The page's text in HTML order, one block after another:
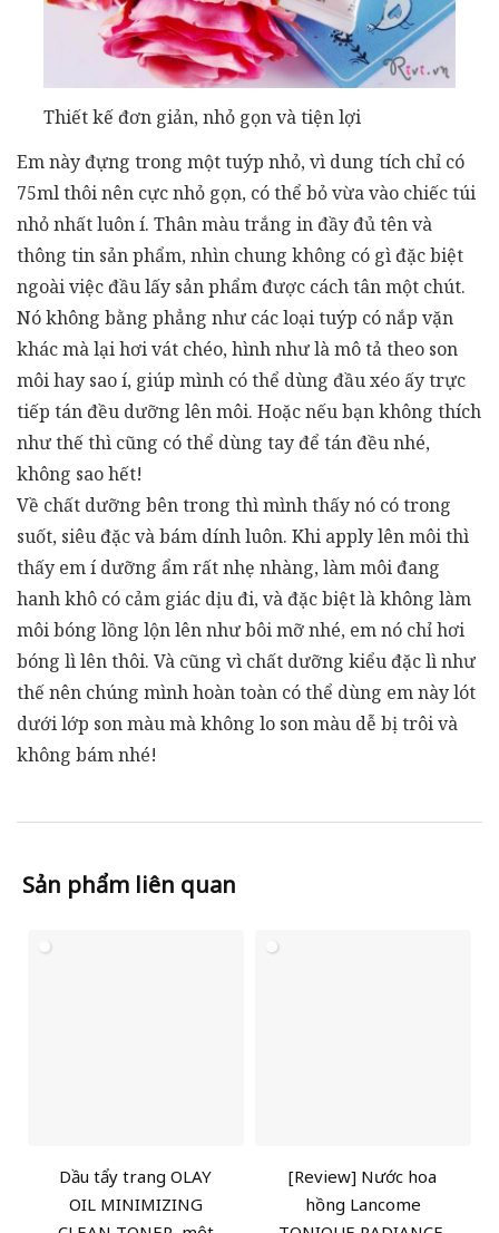
Thiết kế đơn giản, nhỏ gọn và tiện lợi
Em này đựng trong một tuýp nhỏ, vì dung tích chỉ có
75ml thôi nên cực nhỏ gọn, có thể bỏ vừa vào chiếc túi
nhỏ nhất luôn í. Thân màu trắng in đầy đủ tên và
thông tin sản phẩm, nhìn chung không có gì đặc biệt
ngoài việc đầu lấy sản phẩm được cách tân một chút.
Nó không bằng phẳng như các loại tuýp có nắp vặn
khác mà lại hơi vát chéo, hình như là mô tả theo son
môi hay sao í, giúp mình có thể dùng đầu xéo ấy trực
tiếp tán đều dưỡng lên môi. Hoặc nếu bạn không thích
như thế thì cũng có thể dùng tay để tán đều nhé,
không sao hết!
Về chất dưỡng bên trong thì mình thấy nó có trong
suốt, siêu đặc và bám dính luôn. Khi apply lên môi thì
thấy em í dưỡng ẩm rất nhẹ nhàng, làm môi đang
hanh khô có cảm giác dịu đi, và đặc biệt là không làm
môi bóng lồng lộn lên như bôi mỡ nhé, em nó chỉ hơi
bóng lì lên thôi. Và cũng vì chất dưỡng kiểu đặc lì như
thế nên chúng mình hoàn toàn có thể dùng em này lót
dưới lớp son màu mà không lo son màu dễ bị trôi và
không bám nhé!
Sản phẩm liên quan
Dầu tẩy trang OLAY
OIL MINIMIZING
[Review] Nước hoa
hồng Lancome